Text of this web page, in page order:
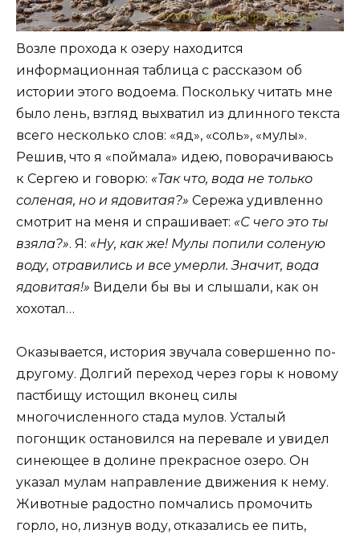
Возле прохода к озеру находится
информационная таблица с рассказом об
истории этого водоема. Поскольку читать мне
было лень, взгляд выхватил из длинного текста
всего несколько слов: «яд», «соль», «мулы».
Решив, что я «поймала» идею, поворачиваюсь
к Сергею и говорю: «Так что, вода не только
соленая, но и ядовитая?» Сережа удивленно
смотрит на меня и спрашивает: «С чего это ты
взяла?». Я: «Ну, как же! Мулы попили соленую
воду, отравились и все умерли. Значит, вода
ядовитая!» Видели бы вы и слышали, как он
хохотал…
Оказывается, история звучала совершенно по-
другому. Долгий переход через горы к новому
пастбищу истощил вконец силы
многочисленного стада мулов. Усталый
погонщик остановился на перевале и увидел
синеющее в долине прекрасное озеро. Он
указал мулам направление движения к нему.
Животные радостно помчались промочить
горло, но, лизнув воду, отказались ее пить,